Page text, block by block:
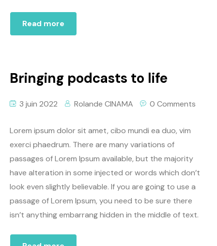
Read more
Bringing podcasts to life
3 juin 2022 Rolande CINAMA 0 Comments
Lorem ipsum dolor sit amet, cibo mundi ea duo, vim
exerci phaedrum. There are many variations of
passages of Lorem Ipsum available, but the majority
have alteration in some injected or words which don’t
look even slightly believable. If you are going to use a
passage of Lorem Ipsum, you need to be sure there
isn’t anything embarrang hidden in the middle of text.